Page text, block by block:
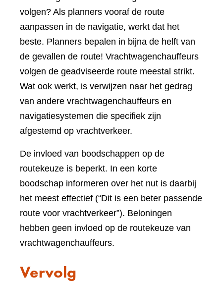
volgen? Als planners vooraf de route
aanpassen in de navigatie, werkt dat het
beste. Planners bepalen in bijna de helft van
de gevallen de route! Vrachtwagenchauffeurs
volgen de geadviseerde route meestal strikt.
Wat ook werkt, is verwijzen naar het gedrag
van andere vrachtwagenchauffeurs en
navigatiesystemen die specifiek zijn
afgestemd op vrachtverkeer.
De invloed van boodschappen op de
routekeuze is beperkt. In een korte
boodschap informeren over het nut is daarbij
het meest effectief (“Dit is een beter passende
route voor vrachtverkeer”). Beloningen
hebben geen invloed op de routekeuze van
vrachtwagenchauffeurs.
Vervolg